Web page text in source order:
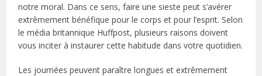
notre moral. Dans ce sens, faire une sieste peut s’avérer
extrêmement bénéfique pour le corps et pour l’esprit. Selon
le média britannique Huffpost, plusieurs raisons doivent
vous inciter à instaurer cette habitude dans votre quotidien.
Les journées peuvent paraître longues et extrêmement